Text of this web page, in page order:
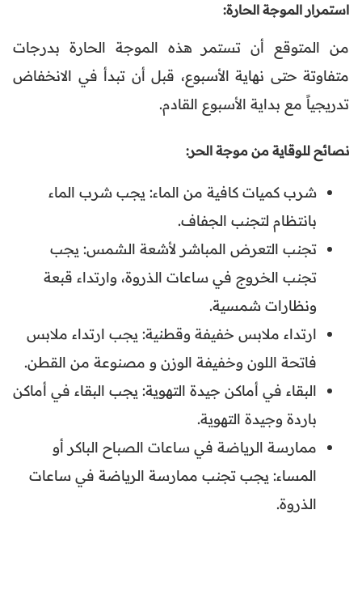
استمرار الموجة الحارة:
من المتوقع أن تستمر هذه الموجة الحارة بدرجات
متفاوتة حتى نهاية الأسبوع، قبل أن تبدأ في الانخفاض
تدريجياً مع بداية الأسبوع القادم.
نصائح للوقاية من موجة الحر:
شرب كميات كافية من الماء: يجب شرب الماء
بانتظام لتجنب الجفاف.
تجنب التعرض المباشر لأشعة الشمس: يجب
تجنب الخروج في ساعات الذروة، وارتداء قبعة
ونظارات شمسية.
ارتداء ملابس خفيفة وقطنية: يجب ارتداء ملابس
فاتحة اللون وخفيفة الوزن و مصنوعة من القطن.
البقاء في أماكن جيدة التهوية: يجب البقاء في أماكن
باردة وجيدة التهوية.
ممارسة الرياضة في ساعات الصباح الباكر أو
المساء: يجب تجنب ممارسة الرياضة في ساعات
الذروة.